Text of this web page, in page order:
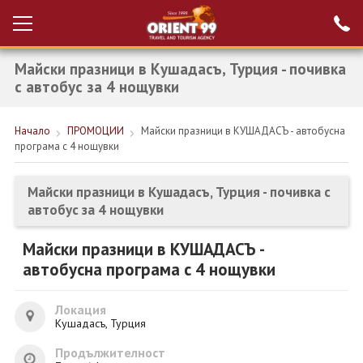
Вход за агенти
Проверка на
резервация
НОВА ГОДИНА ТУРЦИЯ
ПОЧИВКИ
КРУИЗИ
ЕКЗОТИКА
ЕКСКУРЗИИ
Майски празници в Кушадасъ, Турция - почивка
с автобус за 4 нощувки
Начало ПРОМОЦИИ
Майски празници в КУШАДАСЪ - автобусна
програма с 4 нощувки
Майски празници в Кушадасъ, Турция - почивка с
автобус за 4 нощувки
Майски празници в КУШАДАСЪ -
автобусна програма с 4 нощувки
Локация
Кушадасъ, Турция
Продължителност